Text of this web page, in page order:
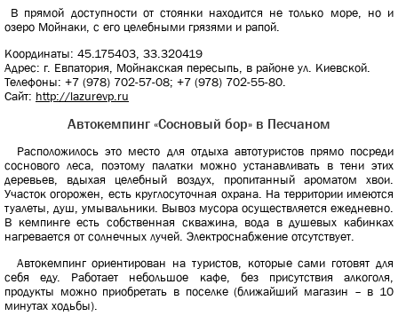
В прямой доступности от стоянки находится не только море, но и
озеро Мойнаки, с его целебными грязями и рапой.
Координаты: 45.175403, 33.320419
Адрес: г. Евпатория, Мойнакская пересыпь, в районе ул. Киевской.
Телефоны: +7 (978) 702-57-08; +7 (978) 702-55-80.
Сайт: http://lazurevp.ru
Автокемпинг «Сосновый бор» в Песчаном
Расположилось это место для отдыха автотуристов прямо посреди
соснового леса, поэтому палатки можно устанавливать в тени этих
деревьев, вдыхая целебный воздух, пропитанный ароматом хвои.
Участок огорожен, есть круглосуточная охрана. На территории имеются
туалеты, душ, умывальники. Вывоз мусора осуществляется ежедневно.
В кемпинге есть собственная скважина, вода в душевых кабинках
нагревается от солнечных лучей. Электроснабжение отсутствует.
Автокемпинг ориентирован на туристов, которые сами готовят для
себя еду. Работает небольшое кафе, без присутствия алкоголя,
продукты можно приобретать в поселке (ближайший магазин – в 10
минутах ходьбы).